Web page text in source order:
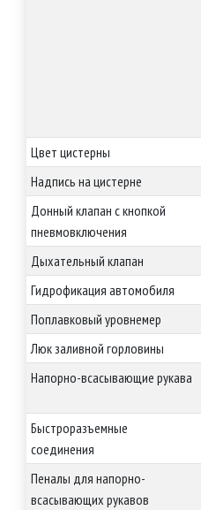
Цвет цистерны
Надпись на цистерне
Донный клапан с кнопкой
пневмовключения
Дыхательный клапан
Гидрофикация автомобиля
Поплавковый уровнемер
Люк заливной горловины
Напорно-всасывающие рукава
Быстроразъемные
соединения
Пеналы для напорно-
всасывающих рукавов